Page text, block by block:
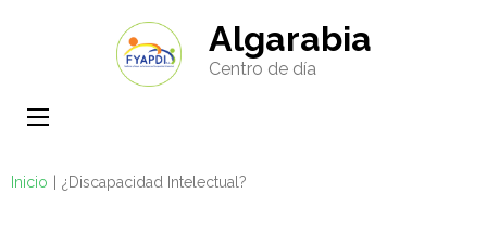
(presione
Algarabia
Centro de día
Inicio ¿Discapacidad Intelectual?